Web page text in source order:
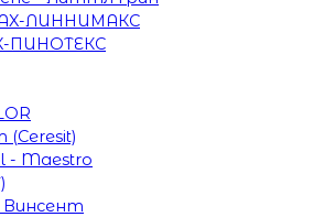
ЛИННИМАКС
ПИНОТЕКС
(Ceresit)
- Maestro
Винсент